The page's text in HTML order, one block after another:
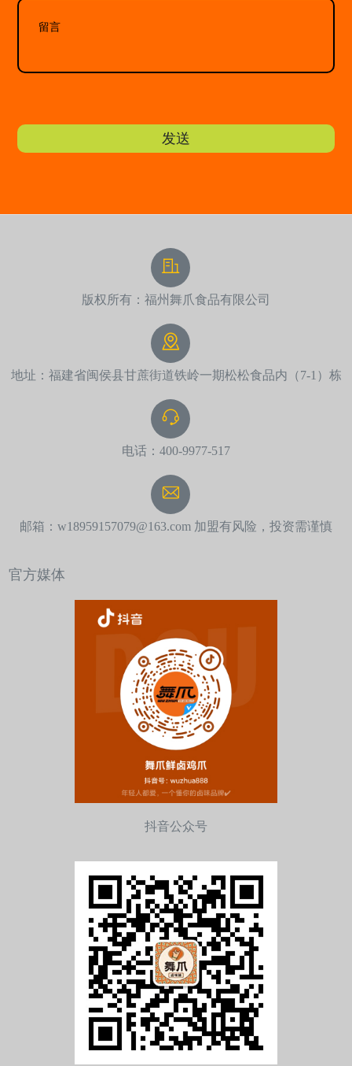
发送
版权所有：福州舞爪食品有限公司
地址：福建省闽侯县甘蔗街道铁岭一期松松食品内（7-1）栋
电话：400-9977-517
邮箱：w18959157079@163.com 加盟有风险，投资需谨慎
官方媒体
抖音公众号